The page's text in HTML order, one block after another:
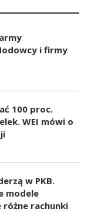
i firmy
100 proc.
WEI mówi o
w PKB.
modele
różne rachunki